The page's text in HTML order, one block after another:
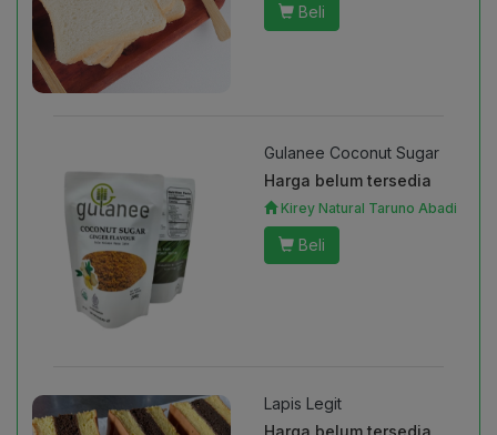
Beli
Gulanee Coconut Sugar
Harga belum tersedia
Kirey Natural Taruno Abadi
Beli
Lapis Legit
Harga belum tersedia